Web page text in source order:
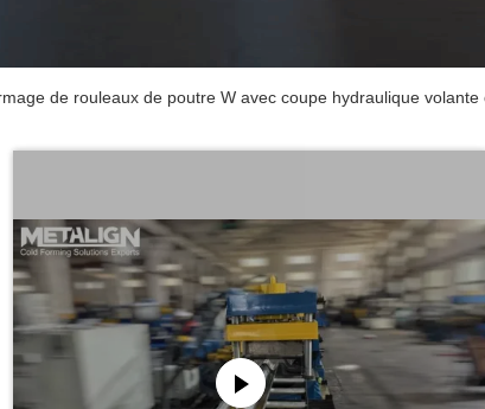
de rouleaux de poutre W avec coupe hydraulique